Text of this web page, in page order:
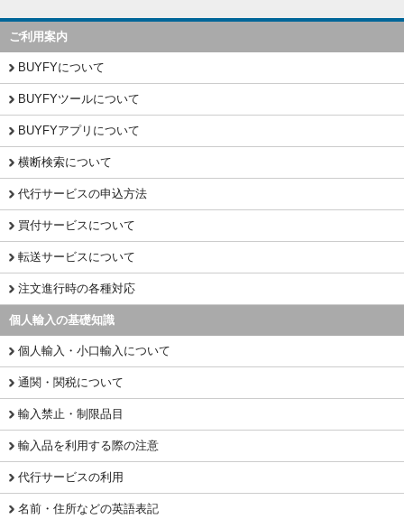
ご利用案内
BUYFYについて
BUYFYツールについて
BUYFYアプリについて
横断検索について
代行サービスの申込方法
買付サービスについて
転送サービスについて
注文進行時の各種対応
個人輸入の基礎知識
個人輸入・小口輸入について
通関・関税について
輸入禁止・制限品目
輸入品を利用する際の注意
代行サービスの利用
名前・住所などの英語表記